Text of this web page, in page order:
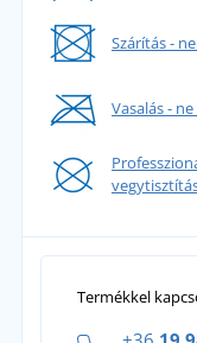
Szárítás -
Vasalás -
Termékkel